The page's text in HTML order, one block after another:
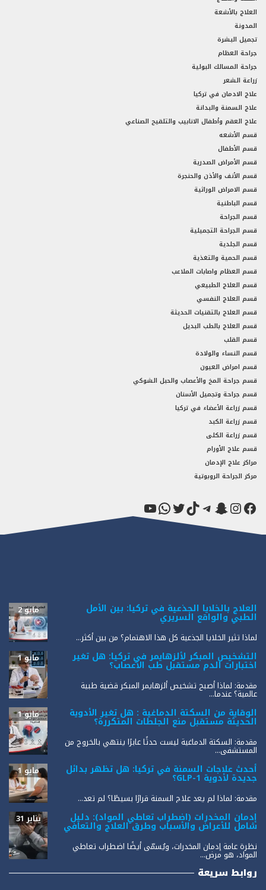
العلاج بالأشعة
المدونة
تجميل البشرة
جراحة العظام
جراحة المسالك البولية
زراعة الشعر
علاج الادمان في تركيا
علاج السمنة والبدانة
علاج العقم وأطفال الانابيب والتلقيح الصناعي
قسم الأشعه
قسم الأطفال
قسم الأمراض الصدرية
قسم الأنف والأذن والحنجرة
قسم الامراض الوراثية
قسم الباطنية
قسم الجراحة
قسم الجراحة التجميلية
قسم الجلدية
قسم الحمية والتغذية
قسم العظام واصابات الملاعب
قسم العلاج الطبيعي
قسم العلاج النفسي
قسم العلاج بالتقنيات الحديثة
قسم العلاج بالطب البديل
قسم القلب
قسم النساء والولادة
قسم امراض العيون
قسم جراحة المخ والأعصاب والحبل الشوكي
قسم جراحة وتجميل الأسنان
قسم زراعة الأعضاء في تركيا
قسم زراعة الكبد
قسم زراعة الكلى
قسم علاج الأورام
مراكز علاج الإدمان
مركز الجراحة الروبوتية
فيسبوك
إنستجرام
سناب شاتتيليجرام
تيك توكتويترواتساب
يوتيوب
العلاج بالخلايا الجذعية في تركيا: بين الأمل
الطبي والواقع السريري
مايو 2
لماذا تثير الخلايا الجذعية كل هذا الاهتمام؟ من بين أكثر...
التشخيص المبكر لألزهايمر في تركيا: هل تغير
اختبارات الدم مستقبل طب الأعصاب؟
مايو 1
مقدمة: لماذا أصبح تشخيص ألزهايمر المبكر قضية طبية
عالمية؟ عندما...
الوقاية من السكتة الدماغية : هل تغير الأدوية
الحديثة مستقبل منع الجلطات المتكررة؟
مايو 1
مقدمة: السكتة الدماغية ليست حدثًا عابرًا ينتهي بالخروج من
المستشفى...
أحدث علاجات السمنة في تركيا: هل تظهر بدائل
جديدة لأدوية GLP-1؟
مايو 1
مقدمة: لماذا لم يعد علاج السمنة قرارًا بسيطًا؟ لم تعد...
إدمان المخدرات (اضطراب تعاطي المواد): دليل
شامل للأعراض والأسباب وطرق العلاج والتعافي
يناير 31
نظرة عامة إدمان المخدرات، ويُسمّى أيضًا اضطراب تعاطي
المواد، هو مرض...
روابط سريعة